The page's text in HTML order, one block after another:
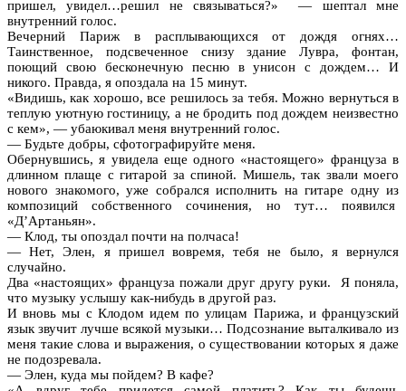
пришел, увидел…решил не связываться?» — шептал мне
внутренний голос.
Вечерний Париж в расплывающихся от дождя огнях…
Таинственное, подсвеченное снизу здание Лувра, фонтан,
поющий свою бесконечную песню в унисон с дождем… И
никого. Правда, я опоздала на 15 минут.
«Видишь, как хорошо, все решилось за тебя. Можно вернуться в
теплую уютную гостиницу, а не бродить под дождем неизвестно
с кем», — убаюкивал меня внутренний голос.
— Будьте добры, сфотографируйте меня.
Обернувшись, я увидела еще одного «настоящего» француза в
длинном плаще с гитарой за спиной. Мишель, так звали моего
нового знакомого, уже собрался исполнить на гитаре одну из
композиций собственного сочинения, но тут… появился
«Д’Артаньян».
— Клод, ты опоздал почти на полчаса!
— Нет, Элен, я пришел вовремя, тебя не было, я вернулся
случайно.
Два «настоящих» француза пожали друг другу руки. Я поняла,
что музыку услышу как-нибудь в другой раз.
И вновь мы с Клодом идем по улицам Парижа, и французский
язык звучит лучше всякой музыки… Подсознание выталкивало из
меня такие слова и выражения, о существовании которых я даже
не подозревала.
— Элен, куда мы пойдем? В кафе?